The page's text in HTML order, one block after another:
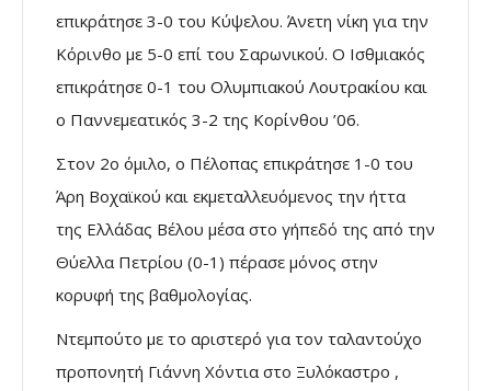
επικράτησε 3-0 του Κύψελου. Άνετη νίκη για την
Κόρινθο με 5-0 επί του Σαρωνικού. Ο Ισθμιακός
επικράτησε 0-1 του Ολυμπιακού Λουτρακίου και
ο Παννεμεατικός 3-2 της Κορίνθου ’06.
Στον 2ο όμιλο, ο Πέλοπας επικράτησε 1-0 του
Άρη Βοχαϊκού και εκμεταλλευόμενος την ήττα
της Ελλάδας Βέλου μέσα στο γήπεδό της από την
Θύελλα Πετρίου (0-1) πέρασε μόνος στην
κορυφή της βαθμολογίας.
Ντεμπούτο με το αριστερό για τον ταλαντούχο
προπονητή Γιάννη Χόντια στο Ξυλόκαστρο ,